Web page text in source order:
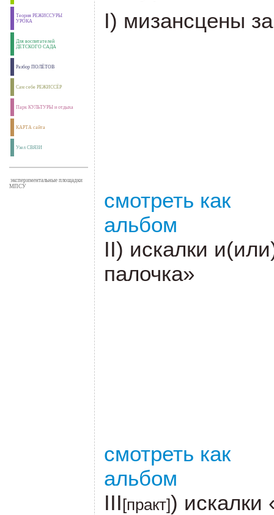
Теория РЕЖИССУРЫ
УРОКА
Для воспитателей
ДЕТСКОГО САДА
Разбор ПОЛЁТОВ
Сам себе РЕЖИССЁР
Парк КУЛЬТУРЫ и отдыха
КАРТА сайта
Узел СВЯЗИ
экспериментальные площадки
МПСУ
I) мизансцены
смотреть как
альбом
II) искалки
палочка»
смотреть как
альбом
III[практ])